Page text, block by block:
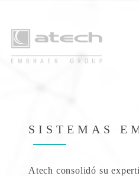
SISTEMAS
Atech consolidó su